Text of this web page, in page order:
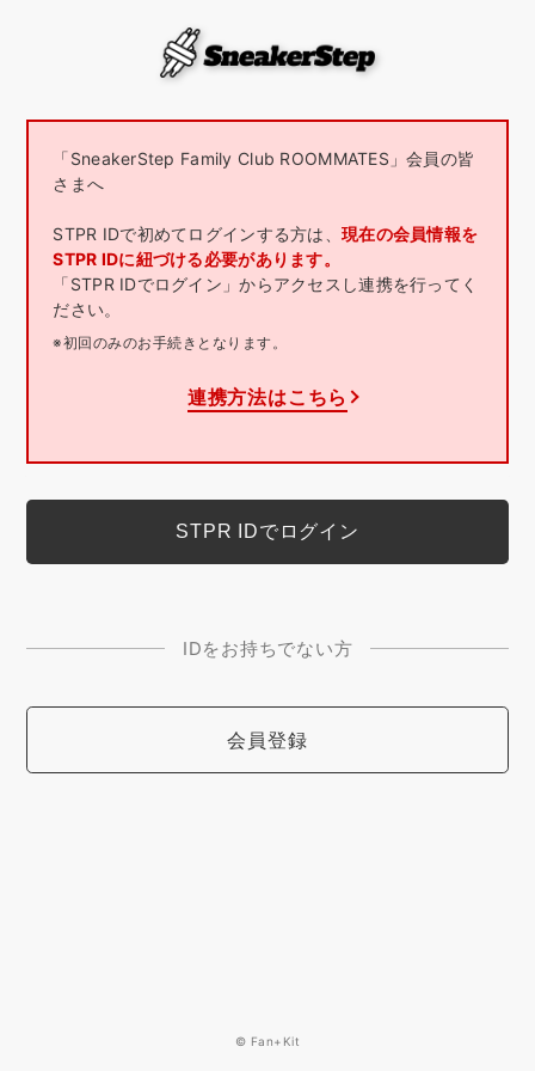
「SneakerStep Family Club ROOMMATES」会員の皆
さまへ
STPR IDで初めてログインする方は、 現在の会員情報を
STPR IDに紐づける必要があります。
「STPR IDでログイン」からアクセスし連携を行ってく
ださい。
※初回のみのお手続きとなります。
連携方法はこちら
IDをお持ちでない方
会員登録
© Fan+Kit